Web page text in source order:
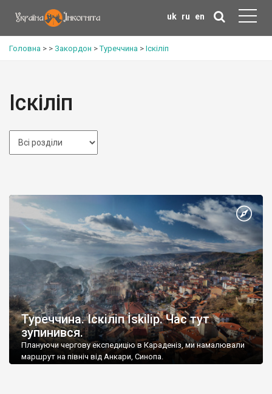
uk ru en
Головна > > Закордон >Туреччина > Іскіліп
Іскіліп
Туреччина. Іскіліп İskilip. Час тут
зупинився.
Плануючи чергову експедицію в Караденіз, ми намалювали
маршрут на північ від Анкари, Синопа.